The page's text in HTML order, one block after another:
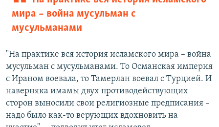
мира – война мусульман с
мусульманами
"На практике вся история исламского мира – война
мусульман с мусульманами. То Османская империя
с Ираном воевала, то Тамерлан воевал с Турцией. И
наверняка имамы двух противодействующих
сторон выносили свои религиозные предписания –
надо было как-то верующих вдохновить на